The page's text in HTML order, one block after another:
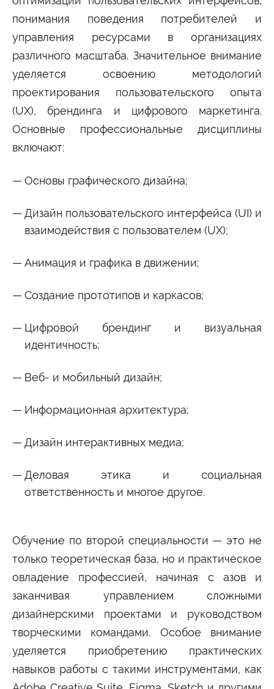
понимания поведения потребителей и
управления ресурсами в организациях
различного масштаба. Значительное внимание
уделяется освоению методологий
проектирования пользовательского опыта
(UX), брендинга и цифрового маркетинга.
Основные профессиональные дисциплины
включают:
Основы графического дизайна;
Дизайн пользовательского интерфейса (UI) и
взаимодействия с пользователем (UX);
Анимация и графика в движении;
Создание прототипов и каркасов;
Цифровой брендинг и визуальная
идентичность;
Веб- и мобильный дизайн;
Информационная архитектура;
Дизайн интерактивных медиа;
Деловая этика и социальная
ответственность и многое другое.
Обучение по второй специальности — это не
только теоретическая база, но и практическое
овладение профессией, начиная с азов и
заканчивая управлением сложными
дизайнерскими проектами и руководством
творческими командами. Особое внимание
уделяется приобретению практических
навыков работы с такими инструментами, как